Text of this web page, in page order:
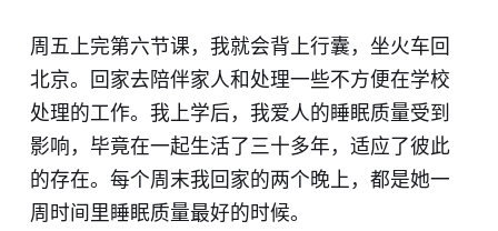
周五上完第六节课，我就会背上行囊，坐火车回
北京。回家去陪伴家人和处理一些不方便在学校
处理的工作。我上学后，我爱人的睡眠质量受到
影响，毕竟在一起生活了三十多年，适应了彼此
的存在。每个周末我回家的两个晚上，都是她一
周时间里睡眠质量最好的时候。